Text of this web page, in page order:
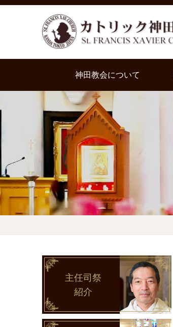
神田教会について
主任司祭
紹介